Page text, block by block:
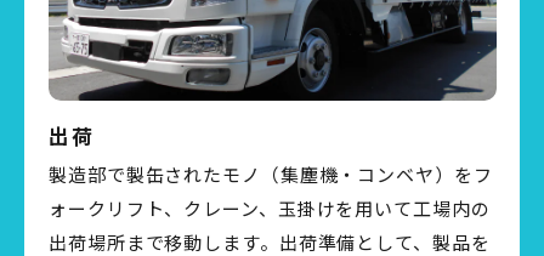
出荷
製造部で製缶されたモノ（集塵機・コンベヤ）をフ
ォークリフト、クレーン、玉掛けを用いて工場内の
出荷場所まで移動します。出荷準備として、製品を